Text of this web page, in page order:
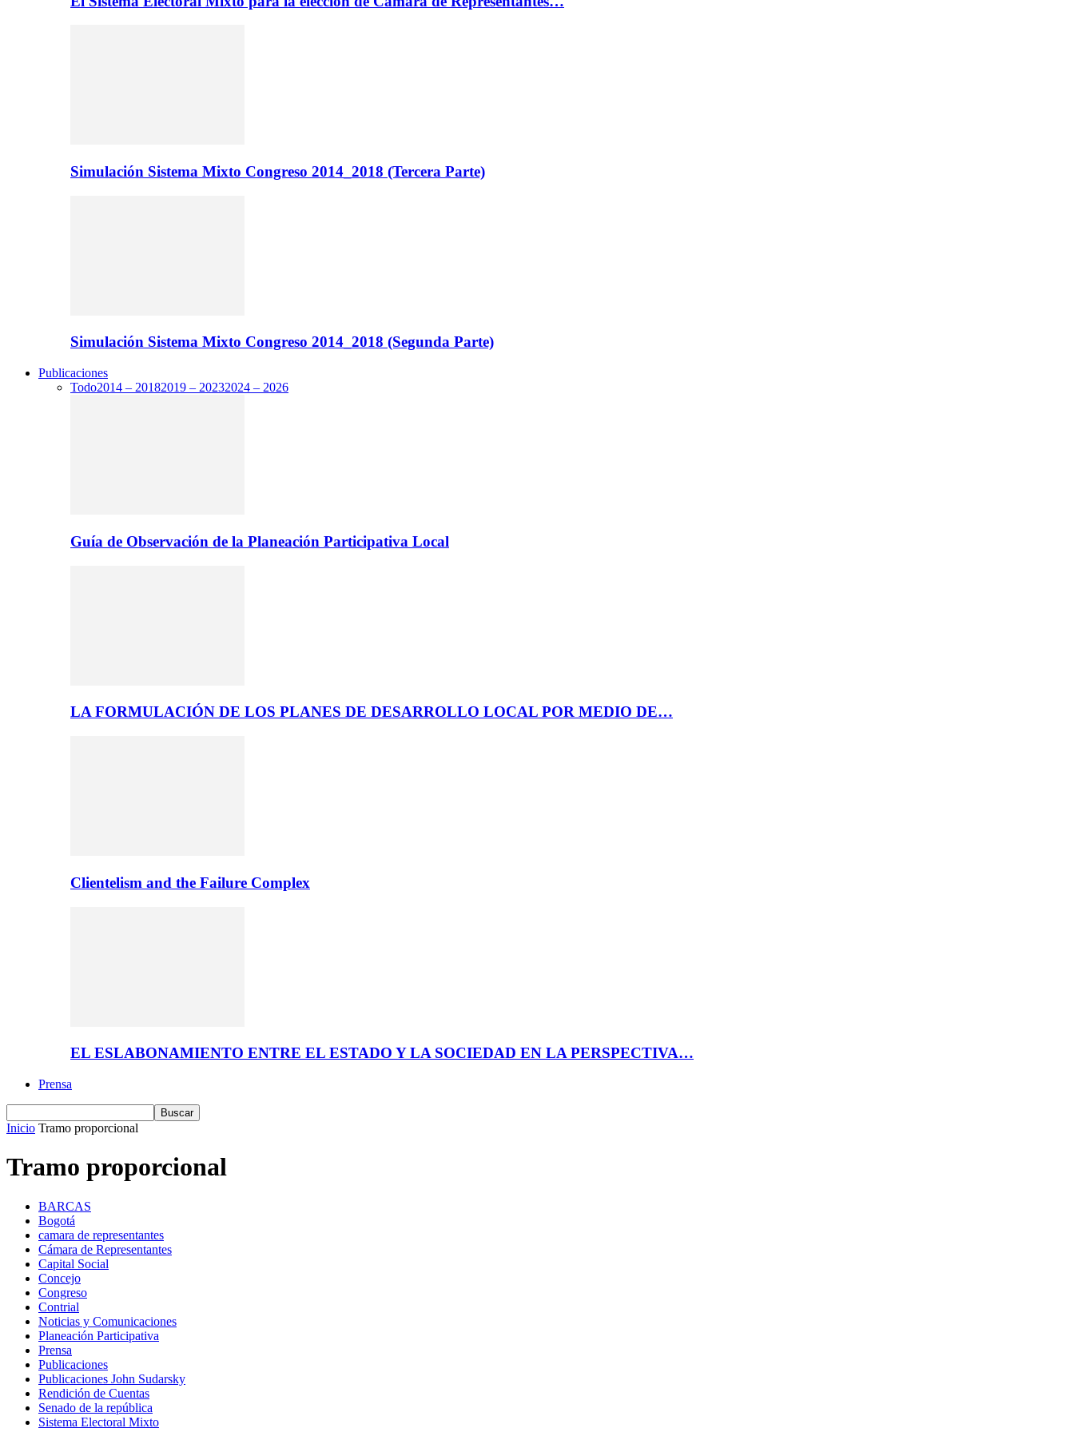
Simulación Sistema Mixto Congreso 2014_2018 (Tercera Parte)
Simulación Sistema Mixto Congreso 2014_2018 (Segunda Parte)
Publicaciones
Todo2014 – 20182019 – 20232024 – 2026
Guía de Observación de la Planeación Participativa Local
LA FORMULACIÓN DE LOS PLANES DE DESARROLLO LOCAL POR MEDIO DE…
Clientelism and the Failure Complex
EL ESLABONAMIENTO ENTRE EL ESTADO Y LA SOCIEDAD EN LA PERSPECTIVA…
Prensa
Inicio Tramo proporcional
Tramo proporcional
BARCAS
Bogotá
camara de representantes
Cámara de Representantes
Capital Social
Concejo
Congreso
Contrial
Noticias y Comunicaciones
Planeación Participativa
Prensa
Publicaciones
Publicaciones John Sudarsky
Rendición de Cuentas
Senado de la república
Sistema Electoral Mixto